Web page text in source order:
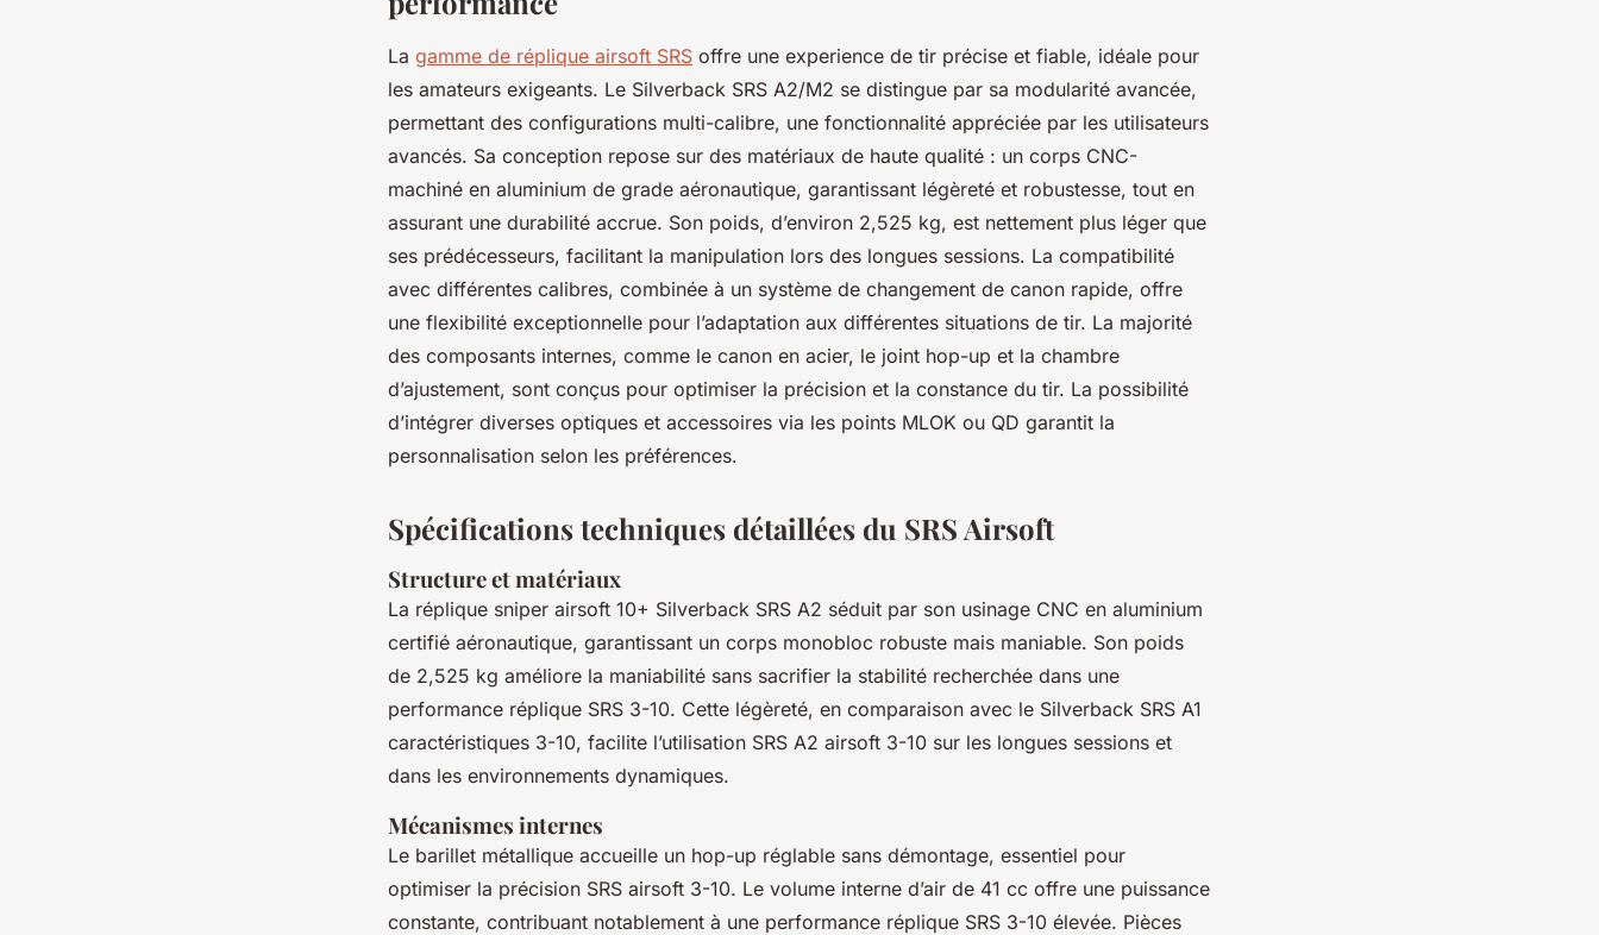
La gamme de réplique airsoft SRS offre une experience de tir précise et fiable, idéale pour
les amateurs exigeants. Le Silverback SRS A2/M2 se distingue par sa modularité avancée,
permettant des configurations multi-calibre, une fonctionnalité appréciée par les utilisateurs
avancés. Sa conception repose sur des matériaux de haute qualité : un corps CNC-
machiné en aluminium de grade aéronautique, garantissant légèreté et robustesse, tout en
assurant une durabilité accrue. Son poids, d’environ 2,525 kg, est nettement plus léger que
ses prédécesseurs, facilitant la manipulation lors des longues sessions. La compatibilité
avec différentes calibres, combinée à un système de changement de canon rapide, offre
une flexibilité exceptionnelle pour l’adaptation aux différentes situations de tir. La majorité
des composants internes, comme le canon en acier, le joint hop-up et la chambre
d’ajustement, sont conçus pour optimiser la précision et la constance du tir. La possibilité
d’intégrer diverses optiques et accessoires via les points MLOK ou QD garantit la
personnalisation selon les préférences.
Spécifications techniques détaillées du SRS Airsoft
Structure et matériaux
La réplique sniper airsoft 10+ Silverback SRS A2 séduit par son usinage CNC en aluminium
certifié aéronautique, garantissant un corps monobloc robuste mais maniable. Son poids
de 2,525 kg améliore la maniabilité sans sacrifier la stabilité recherchée dans une
performance réplique SRS 3-10. Cette légèreté, en comparaison avec le Silverback SRS A1
caractéristiques 3-10, facilite l’utilisation SRS A2 airsoft 3-10 sur les longues sessions et
dans les environnements dynamiques.
Mécanismes internes
Le barillet métallique accueille un hop-up réglable sans démontage, essentiel pour
optimiser la précision SRS airsoft 3-10. Le volume interne d’air de 41 cc offre une puissance
constante, contribuant notablement à une performance réplique SRS 3-10 élevée. Pièces